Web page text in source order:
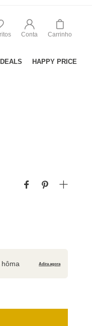
Conta Carrinho
HAPPY PRICE
Adira agora